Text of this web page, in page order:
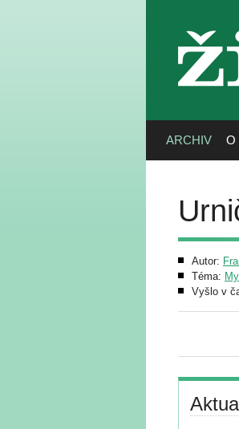
ARCHIV O
Autor:
Téma:
Vyšlo v